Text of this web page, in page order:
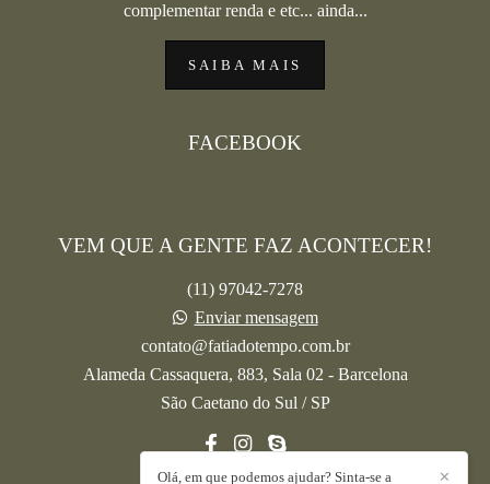
complementar renda e etc... ainda...
SAIBA MAIS
FACEBOOK
VEM QUE A GENTE FAZ ACONTECER!
(11) 97042-7278
Enviar mensagem
contato@fatiadotempo.com.br
Alameda Cassaquera, 883, Sala 02 - Barcelona
São Caetano do Sul / SP
✕
Olá, em que podemos ajudar? Sinta-se a